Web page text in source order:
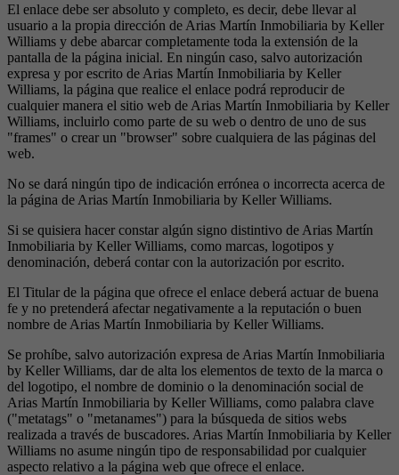
El enlace debe ser absoluto y completo, es decir, debe llevar al
usuario a la propia dirección de Arias Martín Inmobiliaria by Keller
Williams y debe abarcar completamente toda la extensión de la
pantalla de la página inicial. En ningún caso, salvo autorización
expresa y por escrito de Arias Martín Inmobiliaria by Keller
Williams, la página que realice el enlace podrá reproducir de
cualquier manera el sitio web de Arias Martín Inmobiliaria by Keller
Williams, incluirlo como parte de su web o dentro de uno de sus
"frames" o crear un "browser" sobre cualquiera de las páginas del
web.
No se dará ningún tipo de indicación errónea o incorrecta acerca de
la página de Arias Martín Inmobiliaria by Keller Williams.
Si se quisiera hacer constar algún signo distintivo de Arias Martín
Inmobiliaria by Keller Williams, como marcas, logotipos y
denominación, deberá contar con la autorización por escrito.
El Titular de la página que ofrece el enlace deberá actuar de buena
fe y no pretenderá afectar negativamente a la reputación o buen
nombre de Arias Martín Inmobiliaria by Keller Williams.
Se prohíbe, salvo autorización expresa de Arias Martín Inmobiliaria
by Keller Williams, dar de alta los elementos de texto de la marca o
del logotipo, el nombre de dominio o la denominación social de
Arias Martín Inmobiliaria by Keller Williams, como palabra clave
("metatags" o "metanames") para la búsqueda de sitios webs
realizada a través de buscadores. Arias Martín Inmobiliaria by Keller
Williams no asume ningún tipo de responsabilidad por cualquier
aspecto relativo a la página web que ofrece el enlace.